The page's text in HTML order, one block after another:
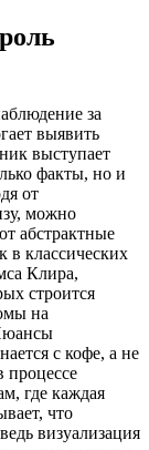
за
выявить
выступает
факты, но и
от
можно
абстрактные
в классических
Клира,
строится
на
с кофе, а не
процессе
где каждая
что
визуализация